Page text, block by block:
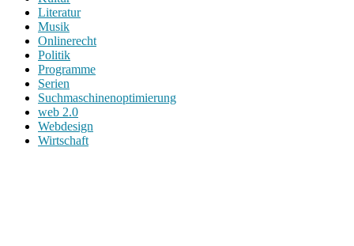
Literatur
Musik
Onlinerecht
Politik
Programme
Serien
Suchmaschinenoptimierung
web 2.0
Webdesign
Wirtschaft